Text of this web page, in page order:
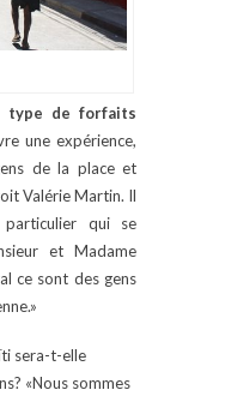
type de forfaits
une expérience,
de la place et
Valérie Martin. Il
qui se
et Madame
ce sont des gens
sera-t-elle
«Nous sommes